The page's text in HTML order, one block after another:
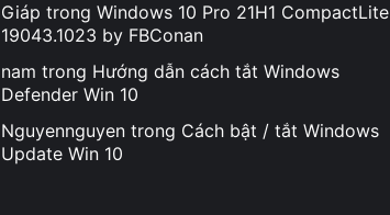
Giáp trong Windows 10 Pro 21H1 CompactLite
19043.1023 by FBConan
nam trong Hướng dẫn cách tắt Windows
Defender Win 10
Nguyennguyentrong Cách bật / tắt Windows
Update Win 10